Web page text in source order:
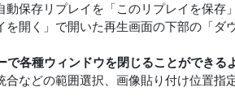
動保存リプレイを「このリプレイを保存」
を開く」で開いた再生画面の下部の「ダ
で各種ウィンドウを閉じることができる
合などの範囲選択、画像貼り付け位置指